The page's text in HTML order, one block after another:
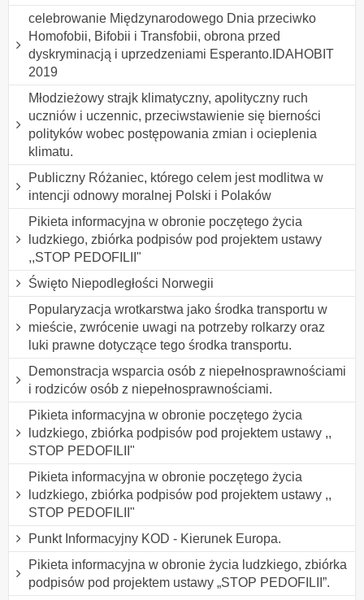
celebrowanie Międzynarodowego Dnia przeciwko
Homofobii, Bifobii i Transfobii, obrona przed
dyskryminacją i uprzedzeniami Esperanto.IDAHOBIT
2019
Młodzieżowy strajk klimatyczny, apolityczny ruch
uczniów i uczennic, przeciwstawienie się bierności
polityków wobec postępowania zmian i ocieplenia
klimatu.
Publiczny Różaniec, którego celem jest modlitwa w
intencji odnowy moralnej Polski i Polaków
Pikieta informacyjna w obronie poczętego życia
ludzkiego, zbiórka podpisów pod projektem ustawy
,,STOP PEDOFILII"
Święto Niepodległości Norwegii
Popularyzacja wrotkarstwa jako środka transportu w
mieście, zwrócenie uwagi na potrzeby rolkarzy oraz
luki prawne dotyczące tego środka transportu.
Demonstracja wsparcia osób z niepełnosprawnościami
i rodziców osób z niepełnosprawnościami.
Pikieta informacyjna w obronie poczętego życia
ludzkiego, zbiórka podpisów pod projektem ustawy ,,
STOP PEDOFILII"
Pikieta informacyjna w obronie poczętego życia
ludzkiego, zbiórka podpisów pod projektem ustawy ,,
STOP PEDOFILII"
Punkt Informacyjny KOD - Kierunek Europa.
Pikieta informacyjna w obronie życia ludzkiego, zbiórka
podpisów pod projektem ustawy „STOP PEDOFILII”.